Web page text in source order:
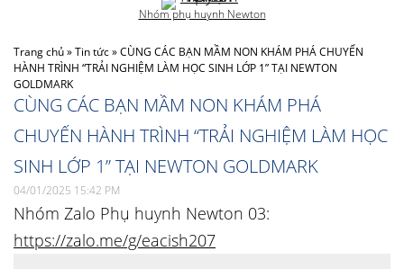
Trang chủ»Tin tức»CÙNG CÁC BẠN MẦM NON KHÁM PHÁ CHUYẾN
HÀNH TRÌNH “TRẢI NGHIỆM LÀM HỌC SINH LỚP 1” TẠI NEWTON
GOLDMARK
CÙNG CÁC BẠN MẦM NON KHÁM PHÁ
CHUYẾN HÀNH TRÌNH “TRẢI NGHIỆM LÀM HỌC
SINH LỚP 1” TẠI NEWTON GOLDMARK
04/01/2025 15:42 PM
Nhóm Zalo Phụ huynh Newton 03:
https://zalo.me/g/eacish207
Nhóm phụ huynh Newton